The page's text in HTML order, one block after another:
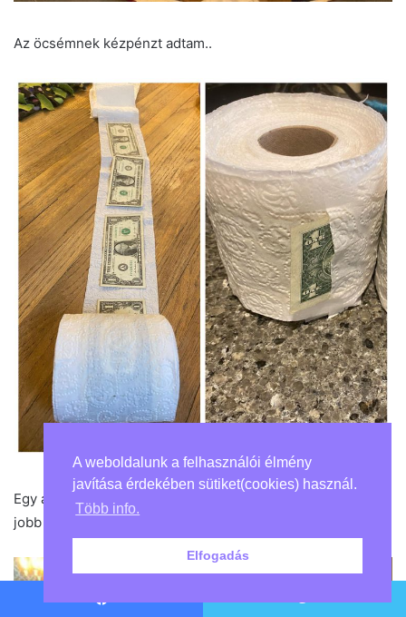
Az öcsémnek kézpénzt adtam..
Egy ajándékkártya becsomagolására nem létezik ennél
jobb mód!
A weboldalunk a felhasználói élmény
javítása érdekében sütiket(cookies) használ.
Több info.
Elfogadás